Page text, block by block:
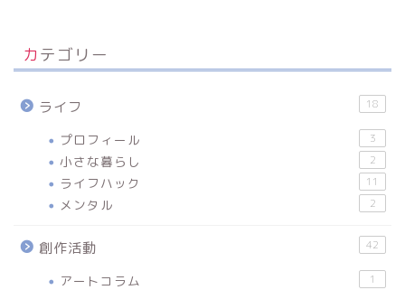
カテゴリー
ライフ 18
プロフィール 3
小さな暮らし 2
ライフハック 11
メンタル 2
創作活動 42
アートコラム 1